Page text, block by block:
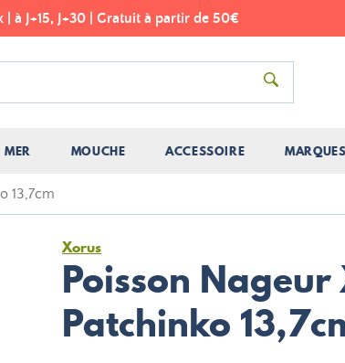
| à J+15, J+30 | Gratuit à partir de 50€
MER MOUCHE ACCESSOIRE MARQUES
13,7cm
Xorus
Poisson
Patchinko